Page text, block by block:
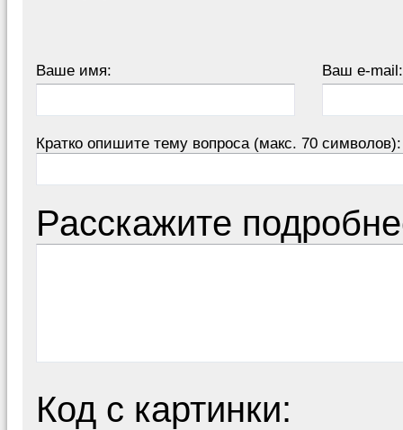
Ваше имя: Ваш e-mail:
Кратко опишите тему вопроса (макс. 70 символов):
Расскажите
Код с картинки: